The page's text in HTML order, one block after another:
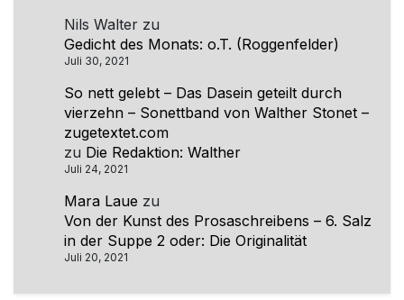
Nils Walter zu
Gedicht des Monats: o.T. (Roggenfelder)
Juli 30, 2021
So nett gelebt – Das Dasein geteilt durch
vierzehn – Sonettband von Walther Stonet –
zugetextet.com
zu Die Redaktion: Walther
Juli 24, 2021
Mara Laue zu
Von der Kunst des Prosaschreibens – 6. Salz
in der Suppe 2 oder: Die Originalität
Juli 20, 2021